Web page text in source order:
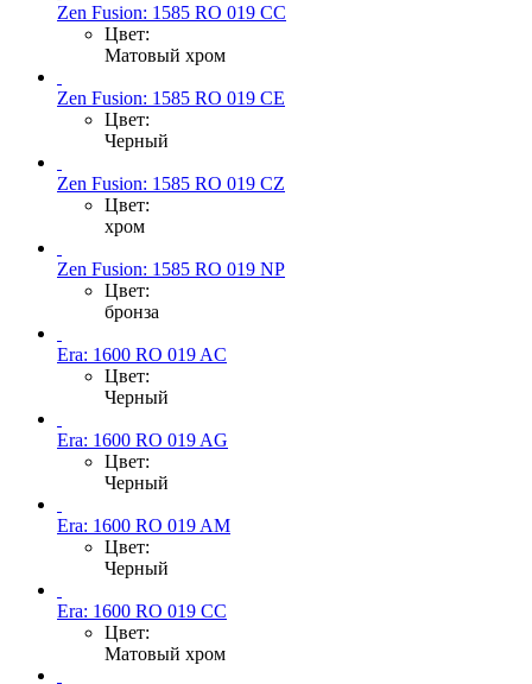
Zen Fusion: 1585 RO 019 CC
Цвет:
Матовый хром
Zen Fusion: 1585 RO 019 CE
Цвет:
Черный
Zen Fusion: 1585 RO 019 CZ
Цвет:
хром
Zen Fusion: 1585 RO 019 NP
Цвет:
бронза
Era: 1600 RO 019 AC
Цвет:
Черный
Era: 1600 RO 019 AG
Цвет:
Черный
Era: 1600 RO 019 AM
Цвет:
Черный
Era: 1600 RO 019 CC
Цвет:
Матовый хром